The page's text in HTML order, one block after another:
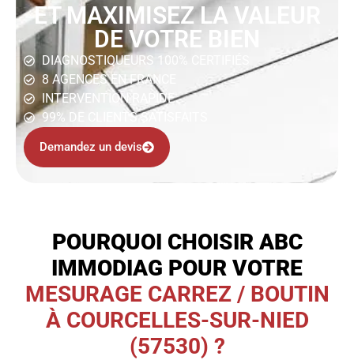
ET MAXIMISEZ LA VALEUR
DE VOTRE BIEN
DIAGNOSTIQUEURS 100% CERTIFIÉS
8 AGENCES EN FRANCE
INTERVENTION RAPIDE
99% DE CLIENTS SATISFAITS
Demandez un devis
POURQUOI CHOISIR ABC
IMMODIAG POUR VOTRE
MESURAGE CARREZ / BOUTIN
À COURCELLES-SUR-NIED
(57530) ?